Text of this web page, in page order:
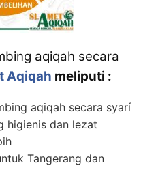
aqiqah secara
Aqiqah meliputi :
aqiqah secara syarí
higienis dan lezat
Tangerang dan